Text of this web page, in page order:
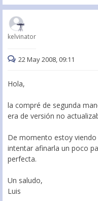
kelvinator
22 May 2008, 09:11
Hola,
la compré de segunda
era de versión no
De momento estoy
intentar afinarla un poco
perfecta.
Un saludo,
Luis